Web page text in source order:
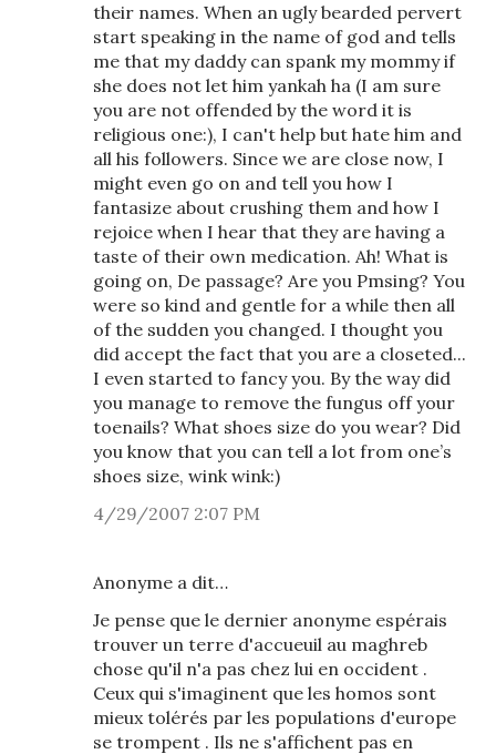
their names. When an ugly bearded pervert
start speaking in the name of god and tells
me that my daddy can spank my mommy if
she does not let him yankah ha (I am sure
you are not offended by the word it is
religious one:), I can't help but hate him and
all his followers. Since we are close now, I
might even go on and tell you how I
fantasize about crushing them and how I
rejoice when I hear that they are having a
taste of their own medication. Ah! What is
going on, De passage? Are you Pmsing? You
were so kind and gentle for a while then all
of the sudden you changed. I thought you
did accept the fact that you are a closeted...
I even started to fancy you. By the way did
you manage to remove the fungus off your
toenails? What shoes size do you wear? Did
you know that you can tell a lot from one’s
shoes size, wink wink:)
4/29/2007 2:07 PM
Anonyme a dit…
Je pense que le dernier anonyme espérais
trouver un terre d'accueuil au maghreb
chose qu'il n'a pas chez lui en occident .
Ceux qui s'imaginent que les homos sont
mieux tolérés par les populations d'europe
se trompent . Ils ne s'affichent pas en